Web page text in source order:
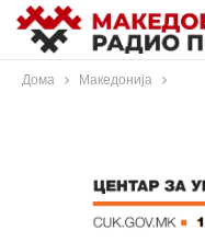
Дома Македонија